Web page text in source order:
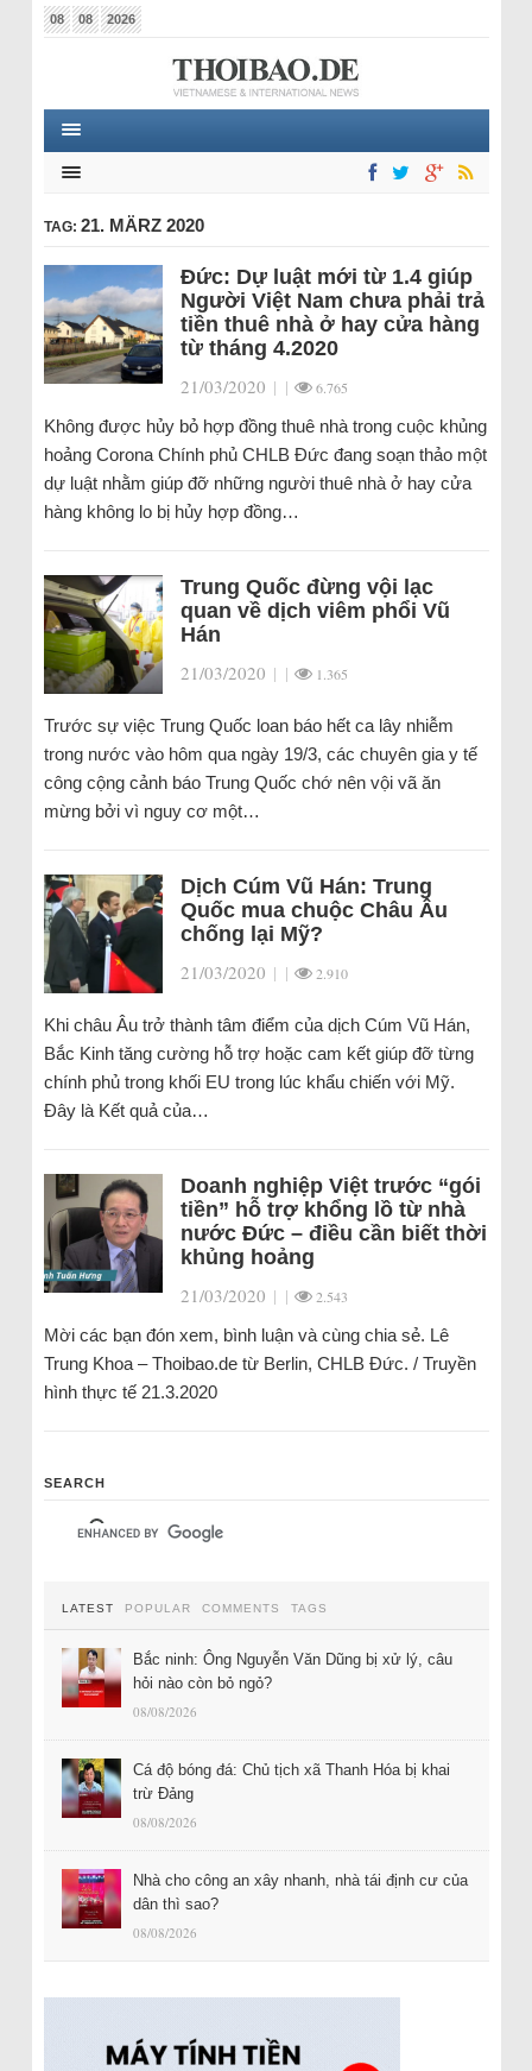
08 08 2026
TAG: 21. MÄRZ 2020
Đức: Dự luật mới từ 1.4 giúp
Người Việt Nam chưa phải trả
tiền thuê nhà ở hay cửa hàng
từ tháng 4.2020
21/03/2020 | | 6.765
Không được hủy bỏ hợp đồng thuê nhà trong cuộc khủng
hoảng Corona Chính phủ CHLB Đức đang soạn thảo một
dự luật nhằm giúp đỡ những người thuê nhà ở hay cửa
hàng không lo bị hủy hợp đồng…
Trung Quốc đừng vội lạc
quan về dịch viêm phổi Vũ
Hán
21/03/2020 | | 1.365
Trước sự việc Trung Quốc loan báo hết ca lây nhiễm
trong nước vào hôm qua ngày 19/3, các chuyên gia y tế
công cộng cảnh báo Trung Quốc chớ nên vội vã ăn
mừng bởi vì nguy cơ một…
Dịch Cúm Vũ Hán: Trung
Quốc mua chuộc Châu Âu
chống lại Mỹ?
21/03/2020 | | 2.910
Khi châu Âu trở thành tâm điểm của dịch Cúm Vũ Hán,
Bắc Kinh tăng cường hỗ trợ hoặc cam kết giúp đỡ từng
chính phủ trong khối EU trong lúc khẩu chiến với Mỹ.
Đây là Kết quả của…
Doanh nghiệp Việt trước “gói
tiền” hỗ trợ khổng lồ từ nhà
nước Đức – điều cần biết thời
khủng hoảng
21/03/2020 | | 2.543
Mời các bạn đón xem, bình luận và cùng chia sẻ. Lê
Trung Khoa – Thoibao.de từ Berlin, CHLB Đức. / Truyền
hình thực tế 21.3.2020
SEARCH
LATEST POPULAR COMMENTS TAGS
Bắc ninh: Ông Nguyễn Văn Dũng bị xử lý, câu
hỏi nào còn bỏ ngỏ?
08/08/2026
Cá độ bóng đá: Chủ tịch xã Thanh Hóa bị khai
trừ Đảng
08/08/2026
Nhà cho công an xây nhanh, nhà tái định cư của
dân thì sao?
08/08/2026